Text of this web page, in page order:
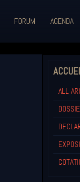
FORUM AGENDA
ALL